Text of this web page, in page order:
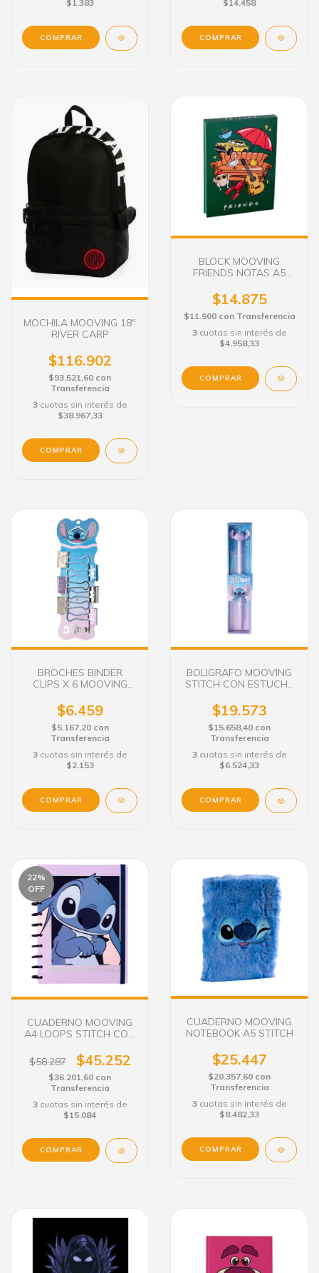
$1.383
COMPRAR
$14.458
MOCHILA MOOVING 18"
RIVER CARP
$116.902
$93.521,60 con
Transferencia
3 cuotas sin interés de
$38.967,33
BLOCK MOOVING
FRIENDS NOTAS A5
$14.875
$11.900 con Transferencia
3 cuotas sin interés de
$4.958,33
BROCHES BINDER
CLIPS X 6 MOOVING
$6.459
$5.167,20 con
Transferencia
3 cuotas sin interés de
$2.153
BOLIGRAFO MOOVING
STITCH CON ESTUCHE
$19.573
$15.658,40 con
Transferencia
3 cuotas sin interés de
$6.524,33
22%
OFF
CUADERNO MOOVING
A4 LOOPS STITCH CON
$58.287
$45.252
$36.201,60 con
Transferencia
3 cuotas sin interés de
$15.084
CUADERNO MOOVING
NOTEBOOK A5 STITCH
$25.447
$20.357,60 con
Transferencia
3 cuotas sin interés de
$8.482,33